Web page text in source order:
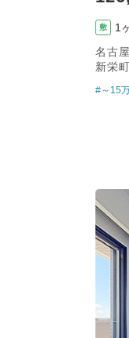
敷 1
名古
新栄
#～15